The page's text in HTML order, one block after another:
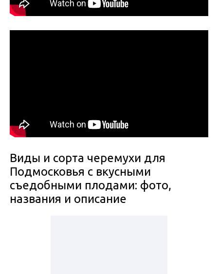
Виды и сорта черемухи для
Подмосковья с вкусными
съедобными плодами: фото,
названия и описание